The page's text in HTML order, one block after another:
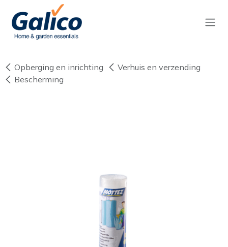
Overslaan naar inhoud
Opberging en inrichting
Verhuis en verzending
Bescherming